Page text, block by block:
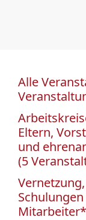
Alle
Eltern,
und
(5